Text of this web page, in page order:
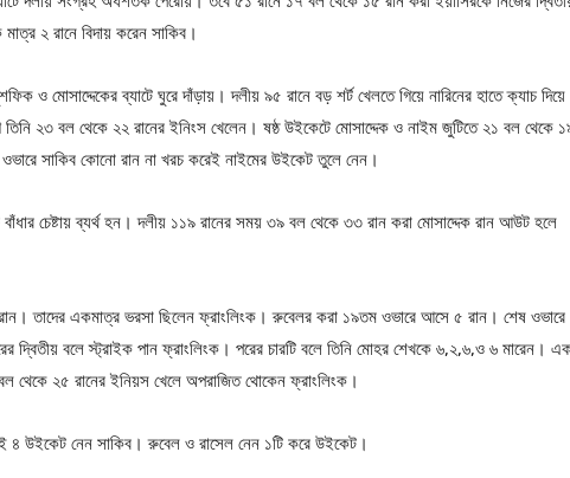
২ রানে বিদায় করেন সাকিব।
ও মোসাদ্দেকের ব্যাটে ঘুরে দাঁড়ায়। দলীয় ৯৫ রানে বড় শর্ট খেলতে গিয়ে নারিনের হাতে ক্যাচ দিয়ে
২৩ বল থেকে ২২ রানের ইনিংস খেলেন। ষষ্ঠ উইকেটে মোসাদ্দেক ও নাইম জুটিতে ২১ বল থেকে
সাকিব কোনো রান না খরচ করেই নাইমের উইকেট তুলে নেন।
চেষ্টায় ব্যর্থ হন। দলীয় ১১৯ রানের সময় ৩৯ বল থেকে ৩৩ রান করা মোসাদ্দেক রান আউট হলে
তাদের একমাত্র ভরসা ছিলেন ফ্রাংলিংক। রুবেলর করা ১৯তম ওভারে আসে ৫ রান। শেষ ওভারে
দ্বিতীয় বলে স্ট্রাইক পান ফ্রাংলিংক। পরের চারটি বলে তিনি মোহর শেখকে ৬,২,৬,ও ৬ মারেন।
থেকে ২৫ রানের ইনিয়স খেলে অপরাজিত থোকেন ফ্রাংলিংক।
৪ উইকেট নেন সাকিব। রুবেল ও রাসেল নেন ১টি করে উইকেট।